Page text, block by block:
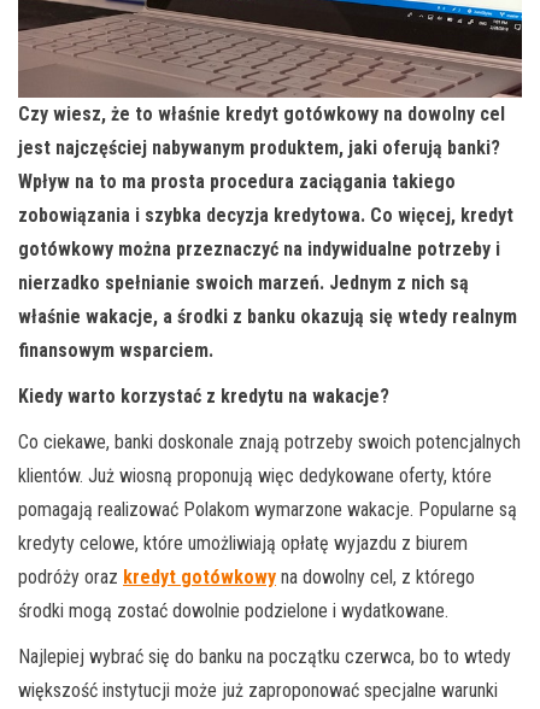
Czy wiesz, że to właśnie kredyt gotówkowy na dowolny cel
jest najczęściej nabywanym produktem, jaki oferują banki?
Wpływ na to ma prosta procedura zaciągania takiego
zobowiązania i szybka decyzja kredytowa. Co więcej, kredyt
gotówkowy można przeznaczyć na indywidualne potrzeby i
nierzadko spełnianie swoich marzeń. Jednym z nich są
właśnie wakacje, a środki z banku okazują się wtedy realnym
finansowym wsparciem.
Kiedy warto korzystać z kredytu na wakacje?
Co ciekawe, banki doskonale znają potrzeby swoich potencjalnych
klientów. Już wiosną proponują więc dedykowane oferty, które
pomagają realizować Polakom wymarzone wakacje. Popularne są
kredyty celowe, które umożliwiają opłatę wyjazdu z biurem
podróży oraz kredyt gotówkowy na dowolny cel, z którego
środki mogą zostać dowolnie podzielone i wydatkowane.
Najlepiej wybrać się do banku na początku czerwca, bo to wtedy
większość instytucji może już zaproponować specjalne warunki